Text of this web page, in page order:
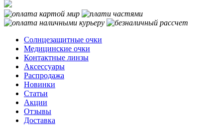
Солнцезащитные очки
Медицинские очки
Контактные линзы
Аксессуары
Распродажа
Новинки
Статьи
Акции
Отзывы
Доставка